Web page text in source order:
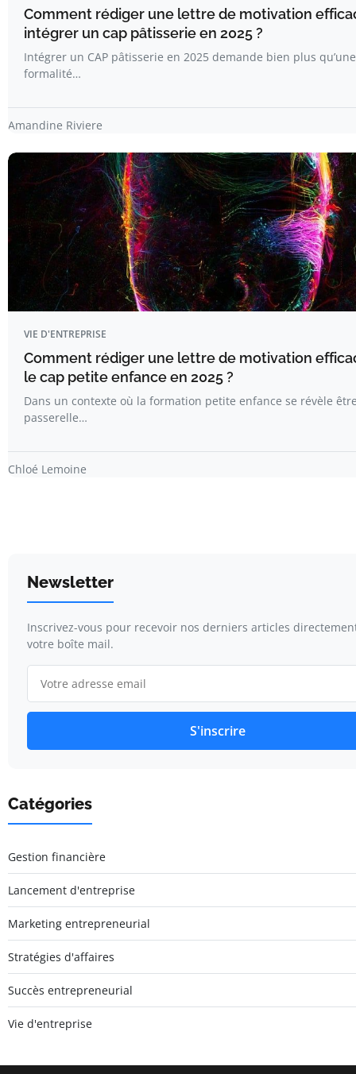
Comment rédiger une lettre de motivation
intégrer un cap pâtisserie en 2025 ?
Intégrer un CAP pâtisserie en 2025 demande bien plus
formalité…
Amandine Riviere
VIE D'ENTREPRISE
Comment rédiger une lettre de motivation
le cap petite enfance en 2025 ?
Dans un contexte où la formation petite enfance se révèle
passerelle…
Chloé Lemoine
Newsletter
Inscrivez-vous pour recevoir nos derniers articles
votre boîte mail.
S'inscrire
Catégories
Gestion financière
Lancement d'entreprise
Marketing entrepreneurial
Stratégies d'affaires
Succès entrepreneurial
Vie d'entreprise